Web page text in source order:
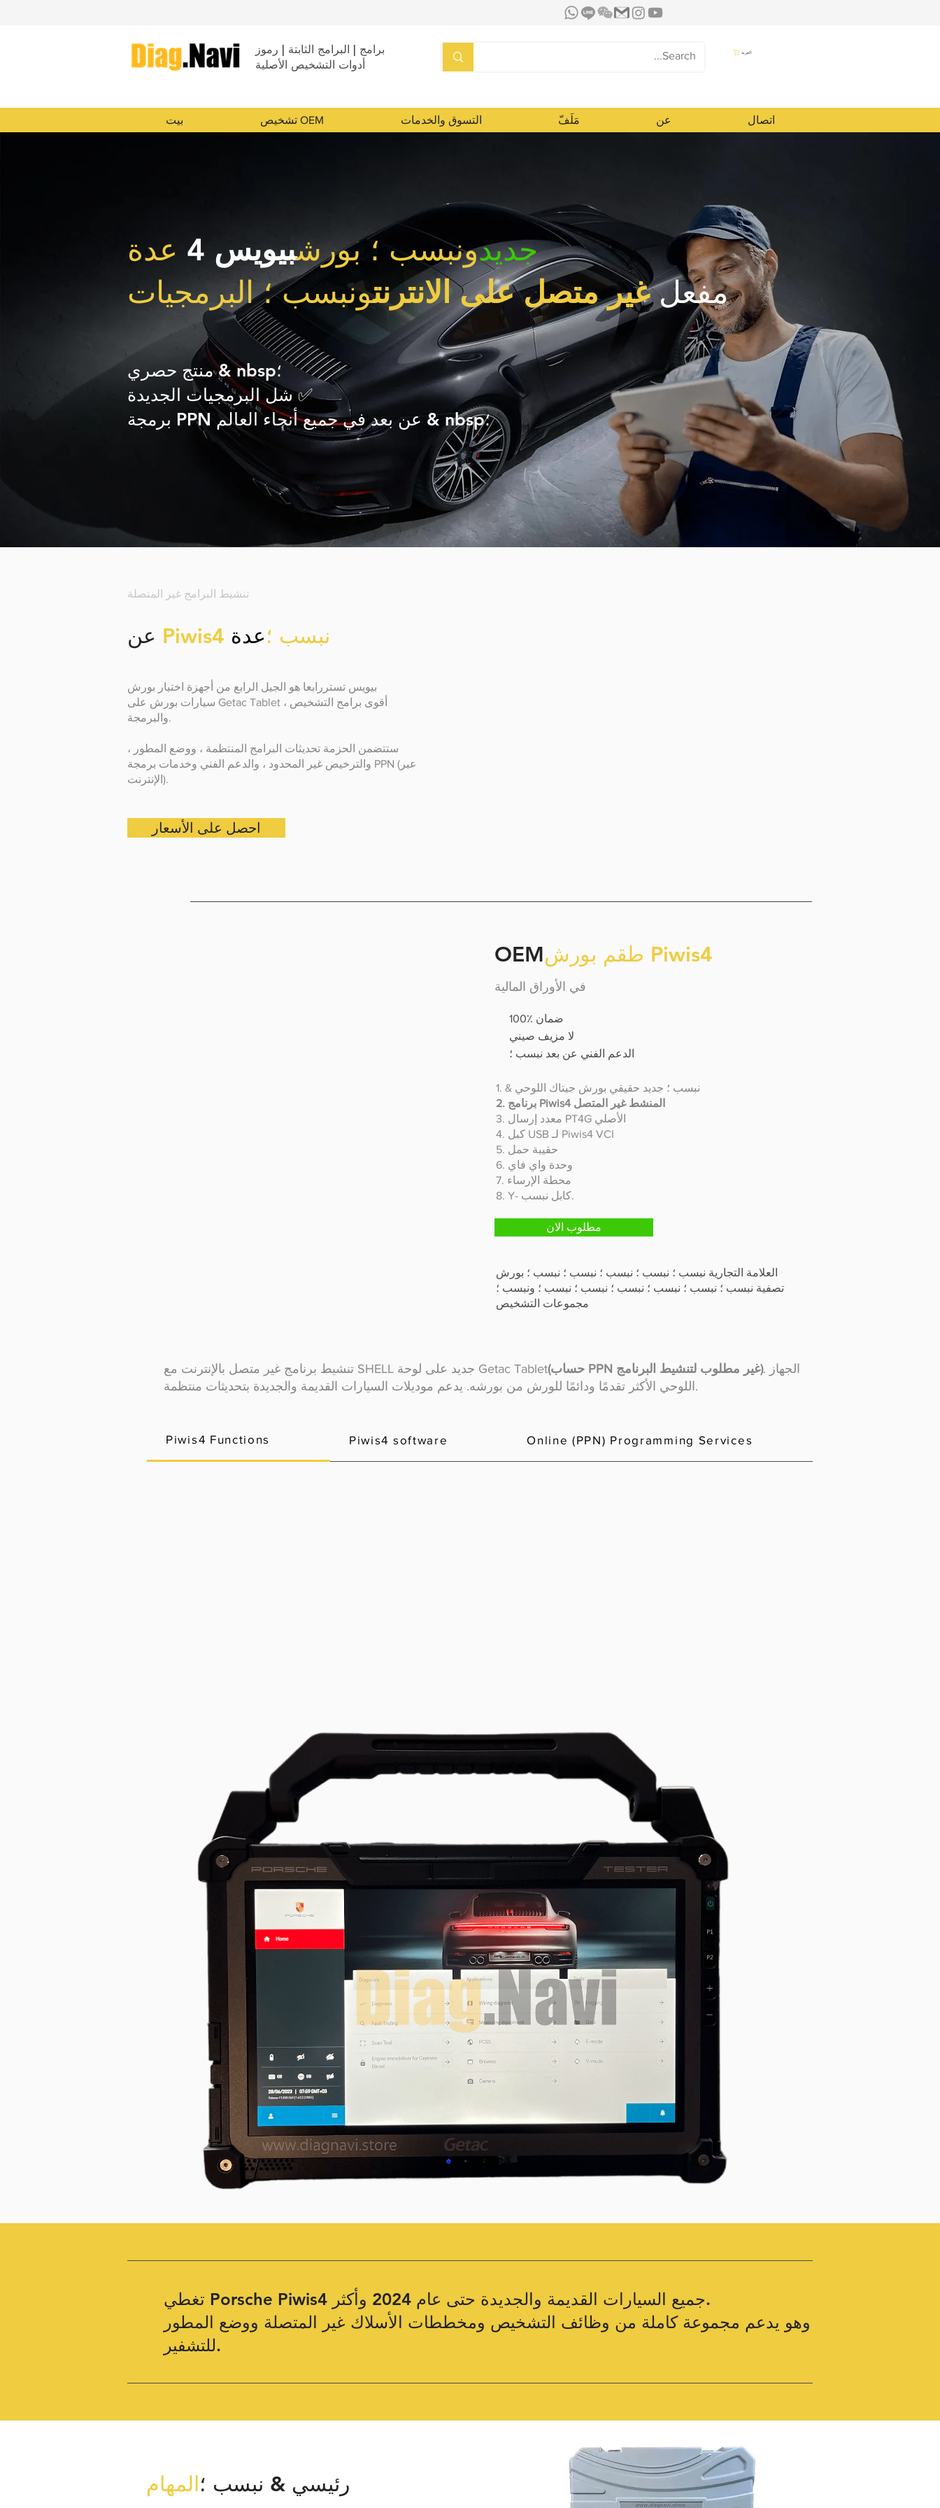
برامج | البرامج الثابتة | رموز
أدوات التشخيص الأصلية
العربة
بيت تشخيص OEM التسوق والخدمات مَلَفّ عن اتصال
جديدونبسب ؛ بورشبيويس 4
عدة
مفعل غير متصل على الانترنتونبسب ؛ البرمجيات
منتج حصري & nbsp؛
شل البرمجيات الجديدة ✅
برمجة PPN عن بعد في جميع أنحاء العالم & nbsp؛
تنشيط البرامج غير المتصلة
عن Piwis4 نبسب ؛عدة
بيويس تستر رابعا هو الجيل الرابع من أجهزة اختبار بورش
سيارات بورش على Getac Tablet ، أقوى برامج التشخيص
والبرمجة.
ستتضمن الحزمة تحديثات البرامج المنتظمة ، ووضع المطور ،
والترخيص غير المحدود ، والدعم الفني وخدمات برمجة PPN (عبر
الإنترنت).
احصل على الأسعار
OEM طقم بورش Piwis4
في الأوراق المالية
100٪ ضمان
لا مزيف صيني
الدعم الفني عن بعد نبسب ؛
1. & نبسب ؛ جديد حقيقي بورش جيتاك اللوحي
2. برنامج Piwis4 المنشط غير المتصل
3. معدد إرسال PT4G الأصلي
4. كبل USB لـ Piwis4 VCI
5. حقيبة حمل
6. وحدة واي فاي
7. محطة الإرساء
8. Y- كابل نبسب.
مطلوب الان
العلامة التجارية نبسب ؛ نبسب ؛ نبسب ؛ نبسب ؛ نبسب ؛ بورش
تصفية نبسب ؛ نبسب ؛ نبسب ؛ نبسب ؛ نبسب ؛ نبسب ؛ ونبسب ؛
مجموعات التشخيص
تنشيط برنامج غير متصل بالإنترنت مع SHELL جديد على لوحة Getac Tablet (حساب PPN غير مطلوب لتنشيط البرنامج). الجهاز
اللوحي الأكثر تقدمًا ودائمًا للورش من بورشه. يدعم موديلات السيارات القديمة والجديدة بتحديثات منتظمة.
Piwis4 Functions Piwis4 software Online (PPN) Programming Services
تغطي Porsche Piwis4 جميع السيارات القديمة والجديدة حتى عام 2024 وأكثر.
وهو يدعم مجموعة كاملة من وظائف التشخيص ومخططات الأسلاك غير المتصلة ووضع المطور
للتشفير.
رئيسي & نبسب ؛المهام